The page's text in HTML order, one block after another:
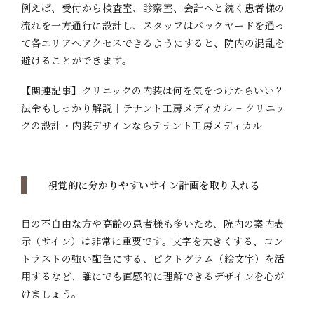
例えば、受付から検査室、診察室、会計へと続く患者様の
流れを一方通行に設計し、スタッフはバックヤードを通っ
て各エリアへアクセスできるようにすると、院内の混乱を
避けることができます。
【関連記事】 クリニックの内装は何を気をつけたらいい？
法令もしっかり解説｜テナント工房メディカル – クリニッ
クの設計・内装デザインならテナント工房メディカル
視覚的に分かりやすいサイン計画を取り入れる
目の不自由な方や高齢の患者様も多いため、院内の案内表
示（サイン）は非常に重要です。文字を大きくする、コン
トラストの強い配色にする、ピクトグラム（絵文字）を活
用するなど、誰にでも直感的に理解できるデザインを心が
けましょう。